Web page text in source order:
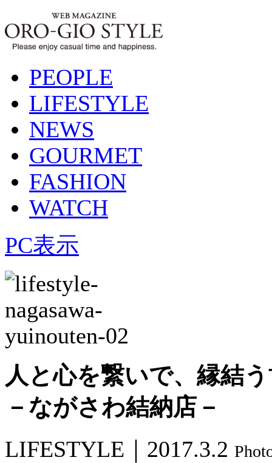
PEOPLE
LIFESTYLE
NEWS
GOURMET
FASHION
WATCH
PC表示
人と心を繋いで、縁結
－ながさわ結納店－
LIFESTYLE｜ 2017.3.2